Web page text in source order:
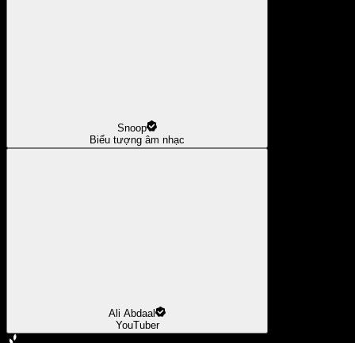
Snoop
Biểu tượng âm nhạc
Ali Abdaal
YouTuber